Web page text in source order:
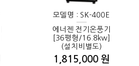
모델명 : SK-400E
에너젠 전기온풍기
[36평형/16.8kw]
(설치비별도)
1,815,000 원